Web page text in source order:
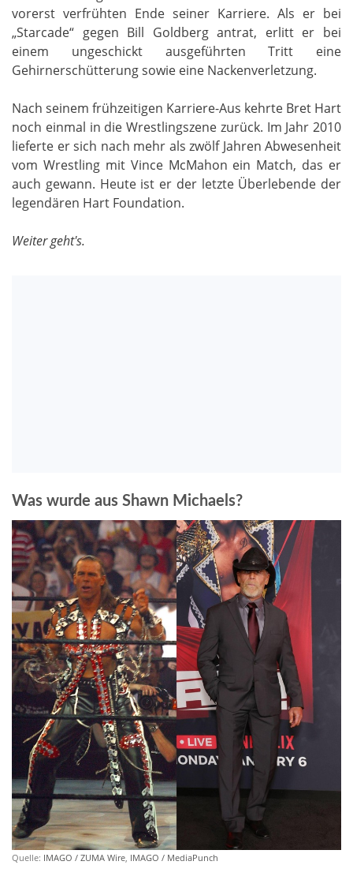
vorerst verfrühten Ende seiner Karriere. Als er bei
„Starcade“ gegen Bill Goldberg antrat, erlitt er bei
einem ungeschickt ausgeführten Tritt eine
Gehirnerschütterung sowie eine Nackenverletzung.
Nach seinem frühzeitigen Karriere-Aus kehrte Bret Hart
noch einmal in die Wrestlingszene zurück. Im Jahr 2010
lieferte er sich nach mehr als zwölf Jahren Abwesenheit
vom Wrestling mit Vince McMahon ein Match, das er
auch gewann. Heute ist er der letzte Überlebende der
legendären Hart Foundation.
Weiter geht's.
Was wurde aus Shawn Michaels?
Quelle: IMAGO / ZUMA Wire, IMAGO / MediaPunch